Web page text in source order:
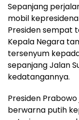
Sepanjang
mobil
Presiden sempat
Kepala Negara
tersenyum
sepanjang Jalan
kedatangannya.
Presiden
berwarna putih